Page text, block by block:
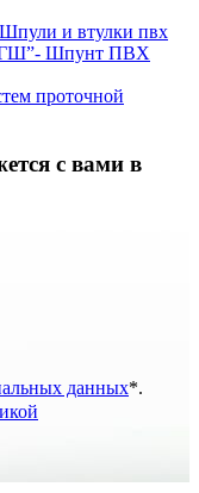
и втулки пвх
- Шпунт ПВХ
проточной
с вами в
данных*.